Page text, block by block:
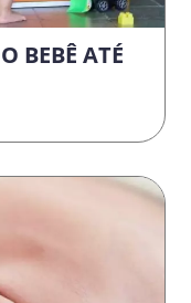
BEBÊ ATÉ